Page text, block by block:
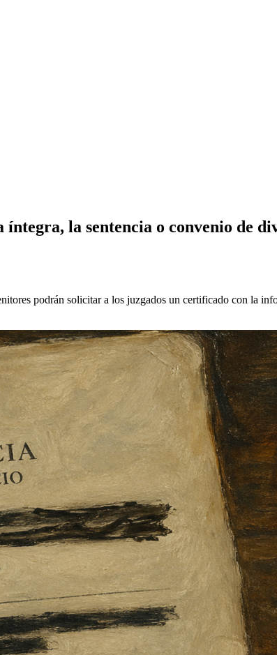
la sentencia o convenio de
podrán solicitar a los juzgados un certificado con la